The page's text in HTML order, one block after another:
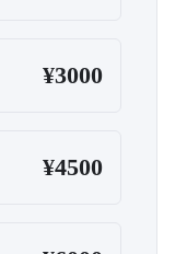
¥3000
¥4500